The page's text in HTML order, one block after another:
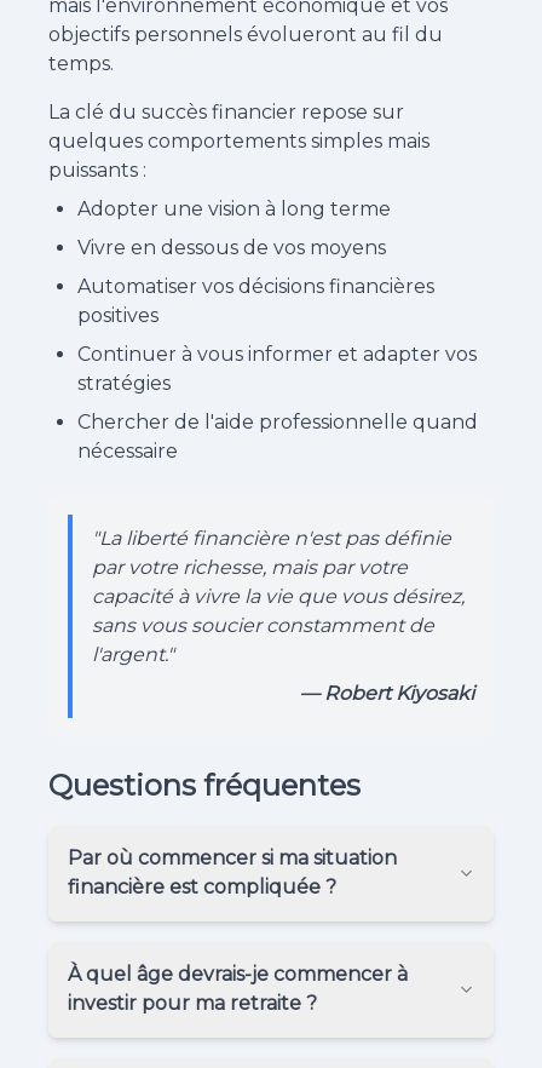
mais l'environnement économique et vos
objectifs personnels évolueront au fil du
temps.
La clé du succès financier repose sur
quelques comportements simples mais
puissants :
Adopter une vision à long terme
Vivre en dessous de vos moyens
Automatiser vos décisions financières
positives
Continuer à vous informer et adapter vos
stratégies
Chercher de l'aide professionnelle quand
nécessaire
"La liberté financière n'est pas définie
par votre richesse, mais par votre
capacité à vivre la vie que vous désirez,
sans vous soucier constamment de
l'argent."
— Robert Kiyosaki
Questions fréquentes
Par où commencer si ma situation
financière est compliquée ?
À quel âge devrais-je commencer à
investir pour ma retraite ?